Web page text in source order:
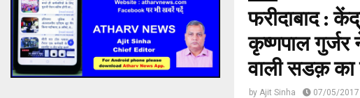
फरीदाबाद :
कृष्णपाल
वाली सडक़ का
by Ajit Sinha 07/05/2017